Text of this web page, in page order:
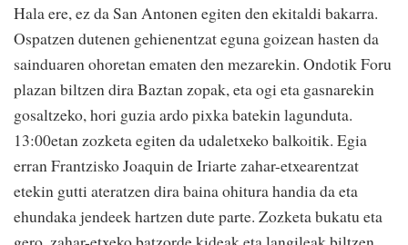
Hala ere, ez da San Antonen egiten den ekitaldi bakarra.
Ospatzen dutenen gehienentzat eguna goizean hasten da
sainduaren ohoretan ematen den mezarekin. Ondotik Foru
plazan biltzen dira Baztan zopak, eta ogi eta gasnarekin
gosaltzeko, hori guzia ardo pixka batekin lagunduta.
13:00etan zozketa egiten da udaletxeko balkoitik. Egia
erran Frantzisko Joaquin de Iriarte zahar-etxearentzat
etekin gutti ateratzen dira baina ohitura handia da eta
ehundaka jendeek hartzen dute parte. Zozketa bukatu eta